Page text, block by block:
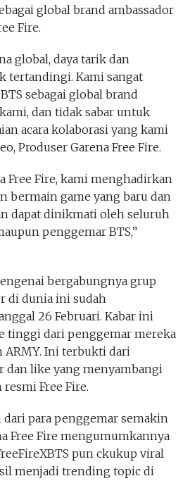
global brand ambassador
Fire.
global, daya tarik dan
tertandingi. Kami sangat
sebagai global brand
dan tidak sabar untuk
acara kolaborasi yang kami
Produser Garena Free Fire.
Free Fire, kami menghadirkan
bermain game yang baru dan
dapat dinikmati oleh seluruh
penggemar BTS,”
bergabungnya grup
di dunia ini sudah
26 Februari. Kabar ini
tinggi dari penggemar mereka
ARMY. Ini terbukti dari
dan like yang menyambangi
Free Fire.
para penggemar semakin
Free Fire mengumumkannya
pun ckukup viral
menjadi trending topic di